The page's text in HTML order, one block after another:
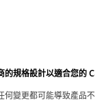
的規格設計以適合您的
何變更都可能導致產品